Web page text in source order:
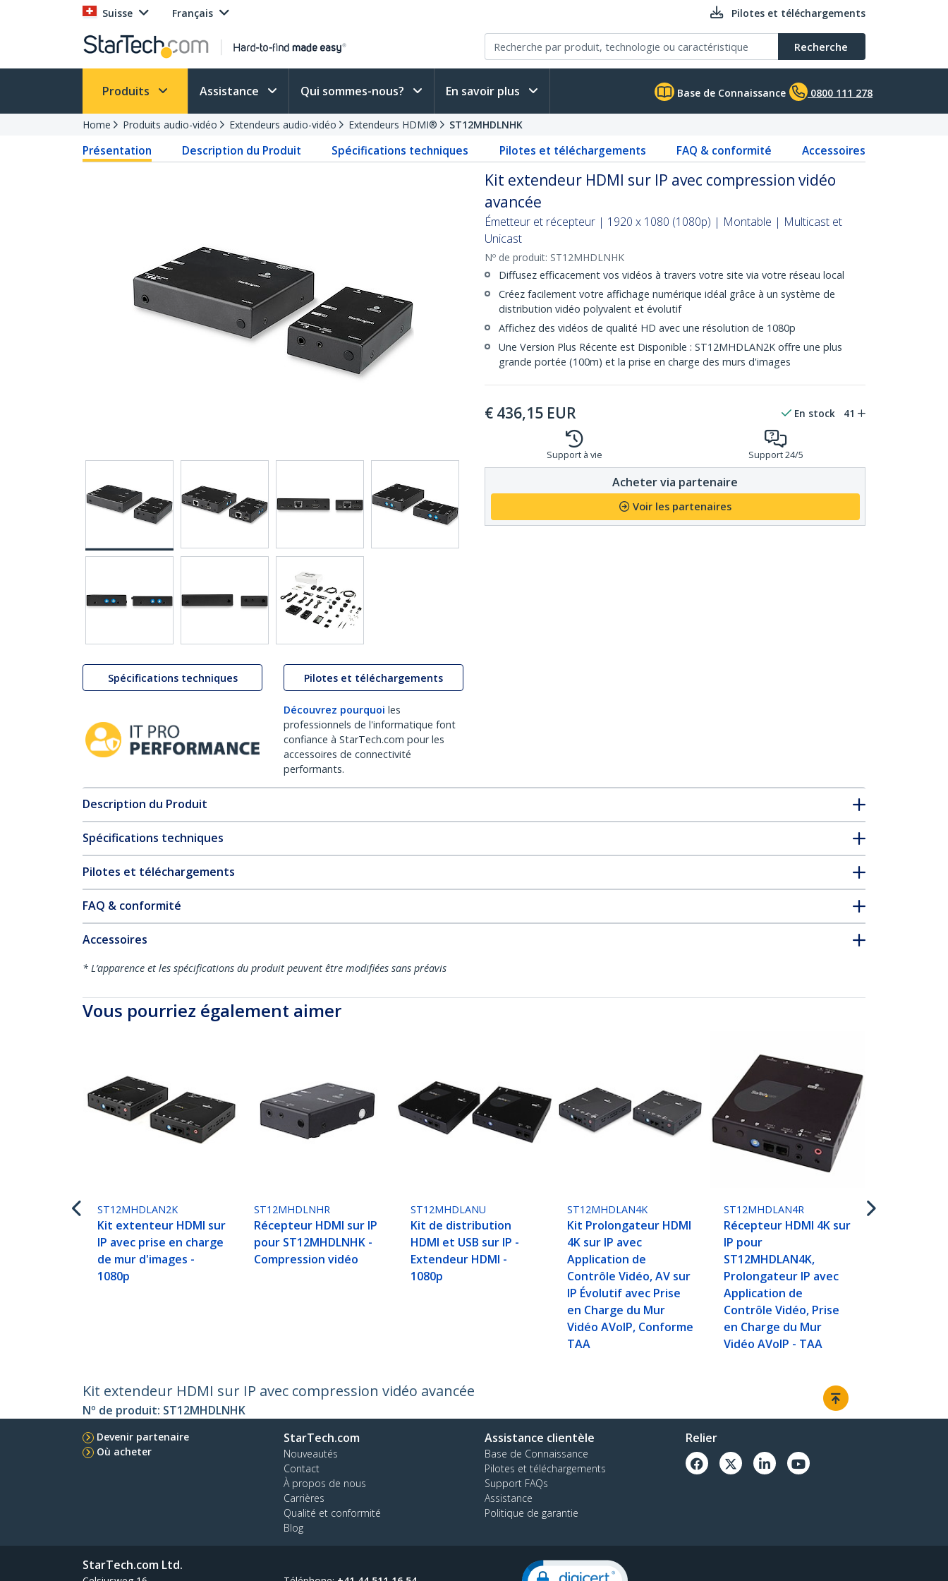
Suisse Français Pilotes et téléchargements
Recherche
Produits Assistance Qui sommes-nous? En savoir plus Base de Connaissance 0800 111 278
Home Produits audio-vidéo Extendeurs audio-vidéo Extendeurs HDMI® ST12MHDLNHK
Présentation Description du Produit Spécifications techniques Pilotes et téléchargements FAQ & conformité Accessoires
Spécifications techniques Pilotes et téléchargements
Découvrez pourquoi les
professionnels de l'informatique font
confiance à StarTech.com pour les
accessoires de connectivité
performants.
Kit extendeur HDMI sur IP avec compression vidéo
avancée
Émetteur et récepteur | 1920 x 1080 (1080p) | Montable | Multicast et
Unicast
Nº de produit: ST12MHDLNHK
Diffusez efficacement vos vidéos à travers votre site via votre réseau local
Créez facilement votre affichage numérique idéal grâce à un système de
distribution vidéo polyvalent et évolutif
Affichez des vidéos de qualité HD avec une résolution de 1080p
Une Version Plus Récente est Disponible : ST12MHDLAN2K offre une plus
grande portée (100m) et la prise en charge des murs d'images
€ 436,15 EUR En stock 41
Support à vie Support 24/5
Acheter via partenaire
Voir les partenaires
Description du Produit
Spécifications techniques
Pilotes et téléchargements
FAQ & conformité
Accessoires
* L’apparence et les spécifications du produit peuvent être modifiées sans préavis
Vous pourriez également aimer
ST12MHDLAN2K
Kit extenteur HDMI sur
IP avec prise en charge
de mur d'images -
1080p
ST12MHDLNHR
Récepteur HDMI sur IP
pour ST12MHDLNHK -
Compression vidéo
ST12MHDLANU
Kit de distribution
HDMI et USB sur IP -
Extendeur HDMI -
1080p
ST12MHDLAN4K
Kit Prolongateur HDMI
4K sur IP avec
Application de
Contrôle Vidéo, AV sur
IP Évolutif avec Prise
en Charge du Mur
Vidéo AVoIP, Conforme
TAA
ST12MHDLAN4R
Récepteur HDMI 4K sur
IP pour
ST12MHDLAN4K,
Prolongateur IP avec
Application de
Contrôle Vidéo, Prise
en Charge du Mur
Vidéo AVoIP - TAA
Kit extendeur HDMI sur IP avec compression vidéo avancée
Nº de produit: ST12MHDLNHK
Devenir partenaire
Où acheter
StarTech.com
Nouveautés
Contact
À propos de nous
Carrières
Qualité et conformité
Blog
Assistance clientèle
Base de Connaissance
Pilotes et téléchargements
Support FAQs
Assistance
Politique de garantie
Relier
StarTech.com Ltd.